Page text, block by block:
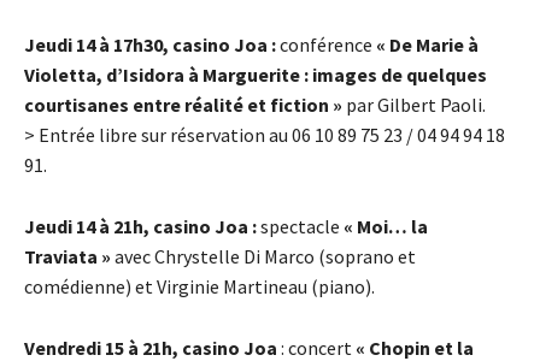
Jeudi 14 à 17h30, casino Joa :conférence « De Marie à
Violetta, d’Isidora à Marguerite : images de quelques
courtisanes entre réalité et fiction » par Gilbert Paoli.
> Entrée libre sur réservation au 06 10 89 75 23 / 04 94 94 18
91.
Jeudi 14 à 21h, casino Joa :spectacle « Moi… la
Traviata » avec Chrystelle Di Marco (soprano et
comédienne) et Virginie Martineau (piano).
Vendredi 15 à 21h, casino Joa : concert « Chopin et la